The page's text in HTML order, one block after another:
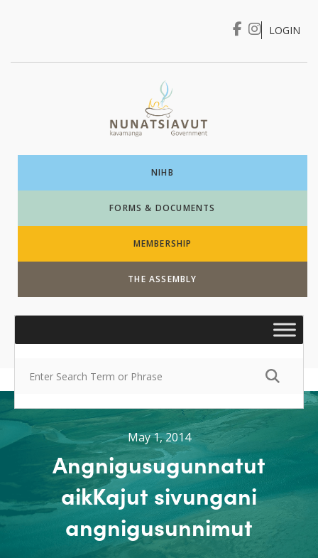
I WANT TO …
LOGIN
NIHB
FORMS & DOCUMENTS
MEMBERSHIP
THE ASSEMBLY
May 1, 2014
Angnigusugunnatut
aikKajut sivungani
angnigusunnimut